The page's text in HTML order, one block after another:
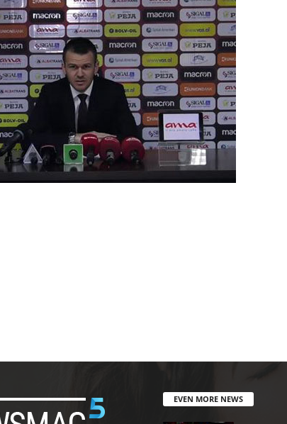
EVEN MORE NEWS